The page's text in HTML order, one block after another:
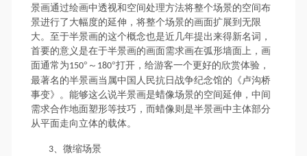
景画通过绘画中透视和空间处理方法将整个场景的空间布
景进行了大幅度的延伸，将整个场景的画面扩展到无限
大。至于半景画的这个概念也是近几年提出来得新名词，
首要的意义是在于半景画的画面需求画在弧形墙面上，画
面通常为150°～ 180°打开，给游客一个更好的欣赏体验，
最著名的半景画当属中国人民抗日战争纪念馆的《卢沟桥
事变》。能够这么说半景画是蜡像场景的空间延伸，中间
需求合作地面塑形等技巧，而蜡像则是半景画中主体部分
从平面走向立体的载体。
3、微缩场景